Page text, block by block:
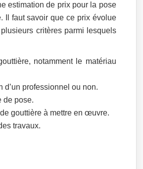
estimation de prix pour la pose
Il faut savoir que ce prix évolue
critères parmi lesquels
notamment le matériau
d’un professionnel ou non.
de pose.
gouttière à mettre en œuvre.
travaux.